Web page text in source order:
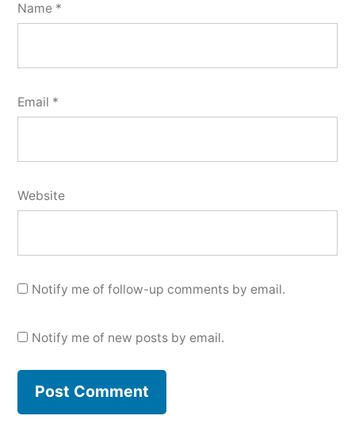
Name *
Email *
Website
Notify me of follow-up comments by email.
Notify me of new posts by email.